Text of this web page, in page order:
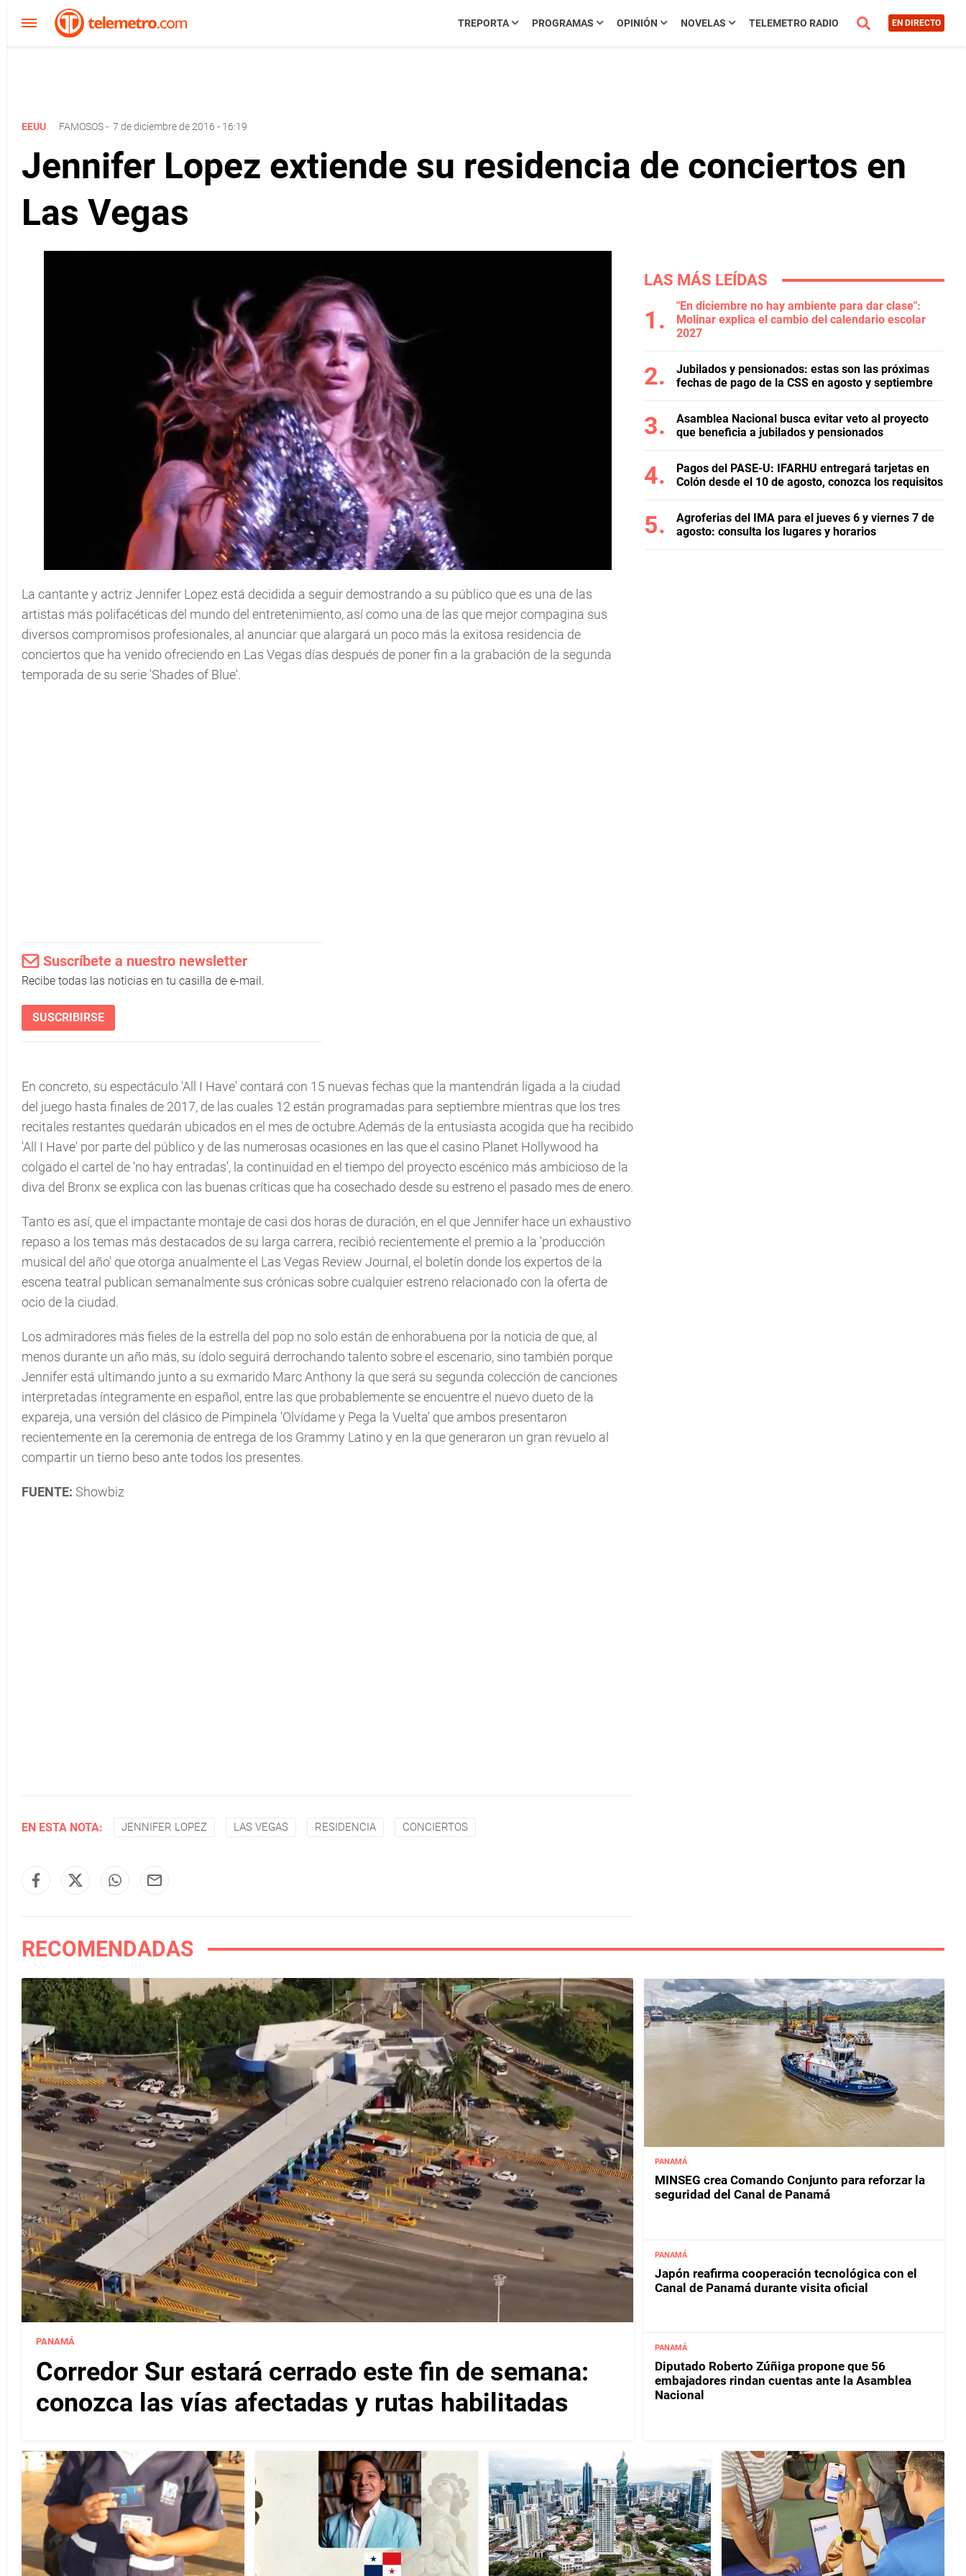
TREPORTA PROGRAMAS OPINIÓN NOVELAS TELEMETRO RADIO EN DIRECTO
EEUU FAMOSOS- 7 de diciembre de 2016 - 16:19
Jennifer Lopez extiende su residencia de conciertos en
Las Vegas
La cantante y actriz Jennifer Lopez está decidida a seguir demostrando a su público que es una de las
artistas más polifacéticas del mundo del entretenimiento, así como una de las que mejor compagina sus
diversos compromisos profesionales, al anunciar que alargará un poco más la exitosa residencia de
conciertos que ha venido ofreciendo en Las Vegas días después de poner fin a la grabación de la segunda
temporada de su serie 'Shades of Blue'.
Suscríbete a nuestro newsletter
Recibe todas las noticias en tu casilla de e-mail.
SUSCRIBIRSE
En concreto, su espectáculo 'All I Have' contará con 15 nuevas fechas que la mantendrán ligada a la ciudad
del juego hasta finales de 2017, de las cuales 12 están programadas para septiembre mientras que los tres
recitales restantes quedarán ubicados en el mes de octubre.Además de la entusiasta acogida que ha recibido
'All I Have' por parte del público y de las numerosas ocasiones en las que el casino Planet Hollywood ha
colgado el cartel de 'no hay entradas', la continuidad en el tiempo del proyecto escénico más ambicioso de la
diva del Bronx se explica con las buenas críticas que ha cosechado desde su estreno el pasado mes de enero.
Tanto es así, que el impactante montaje de casi dos horas de duración, en el que Jennifer hace un exhaustivo
repaso a los temas más destacados de su larga carrera, recibió recientemente el premio a la 'producción
musical del año' que otorga anualmente el Las Vegas Review Journal, el boletín donde los expertos de la
escena teatral publican semanalmente sus crónicas sobre cualquier estreno relacionado con la oferta de
ocio de la ciudad.
Los admiradores más fieles de la estrella del pop no solo están de enhorabuena por la noticia de que, al
menos durante un año más, su ídolo seguirá derrochando talento sobre el escenario, sino también porque
Jennifer está ultimando junto a su exmarido Marc Anthony la que será su segunda colección de canciones
interpretadas íntegramente en español, entre las que probablemente se encuentre el nuevo dueto de la
expareja, una versión del clásico de Pimpinela 'Olvídame y Pega la Vuelta' que ambos presentaron
recientemente en la ceremonia de entrega de los Grammy Latino y en la que generaron un gran revuelo al
compartir un tierno beso ante todos los presentes.
FUENTE: Showbiz
EN ESTA NOTA: JENNIFER LOPEZ LAS VEGAS RESIDENCIA CONCIERTOS
LAS MÁS LEÍDAS
"En diciembre no hay ambiente para dar clase":
Molinar explica el cambio del calendario escolar
2027
Jubilados y pensionados: estas son las próximas
fechas de pago de la CSS en agosto y septiembre
Asamblea Nacional busca evitar veto al proyecto
que beneficia a jubilados y pensionados
Pagos del PASE-U: IFARHU entregará tarjetas en
Colón desde el 10 de agosto, conozca los requisitos
Agroferias del IMA para el jueves 6 y viernes 7 de
agosto: consulta los lugares y horarios
RECOMENDADAS
PANAMÁ
Corredor Sur estará cerrado este fin de semana:
conozca las vías afectadas y rutas habilitadas
PANAMÁ
MINSEG crea Comando Conjunto para reforzar la
seguridad del Canal de Panamá
PANAMÁ
Japón reafirma cooperación tecnológica con el
Canal de Panamá durante visita oficial
PANAMÁ
Diputado Roberto Zúñiga propone que 56
embajadores rindan cuentas ante la Asamblea
Nacional